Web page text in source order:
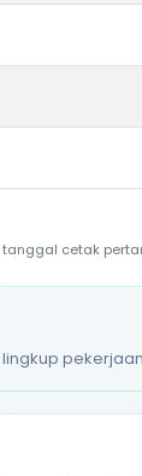
cetak